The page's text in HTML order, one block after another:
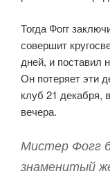
Тогда Фогг
совершит
дней, и поставил
Он потеряет эти
клуб 21 декабря,
вечера.
Мистер Фогг
знаменитый